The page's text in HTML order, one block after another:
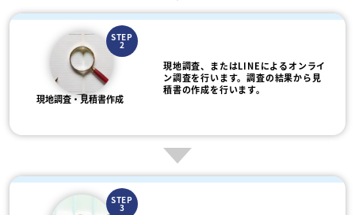
STEP
2
現地調査・見積書作成
現地調査、またはLINEによるオンライ
ン調査を行います。調査の結果から見
積書の作成を行います。
STEP
3